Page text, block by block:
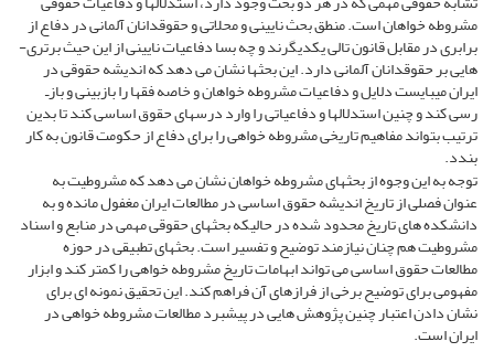
مشروطه خواهان است. منطق بحث نایینی و محلاتی و حقوقدانان آلمانی در دفاع از
برابری در مقابل قانون تالی یکدیگرند و چه بسا دفاعیات نایینی از این حیث برتری­
هایی بر حقوقدانان آلمانی دارد. این بحث­ها نشان می­ دهد که اندیشه حقوقی در
ایران می­بایست دلایل و دفاعیات مشروطه خواهان و خاصه فقها را بازبینی و بازـ
رسی کند و چنین استدلال­ها و دفاعیاتی را وارد درس­های حقوق اساسی کند تا بدین
ترتیب بتواند مفاهیم تاریخی مشروطه خواهی را برای دفاع از حکومت قانون به کار
بندد.
توجه به این وجوه از بحث­های مشروطه خواهان نشان می­ دهد که مشروطیت به
عنوان فصلی از تاریخ اندیشه حقوق اساسی در مطالعات ایران مغفول مانده و به
دانشکده­ های تاریخ محدود شده در حالی­که بحث­های حقوقی مهمی در منابع و اسناد
مشروطیت هم چنان نیازمند توضیح و تفسیر است. بحث­های تطبیقی در حوزه
مطالعات حقوق اساسی می­ تواند ابهامات تاریخ مشروطه خواهی را کمتر کند و ابزار
مفهومی برای توضیح برخی از فرازهای آن فراهم کند. این تحقیق نمونه ­ای برای
نشان دادن اعتبار چنین پژوهش­ هایی در پیشبرد مطالعات مشروطه خواهی در
ایران است.